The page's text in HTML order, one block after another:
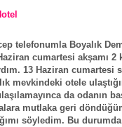
telefonumla Boyalık
cumartesi akşamı
13 Haziran cumartesi
mevkindeki otele
da odanın
mutlaka geri
söyledim. Bu